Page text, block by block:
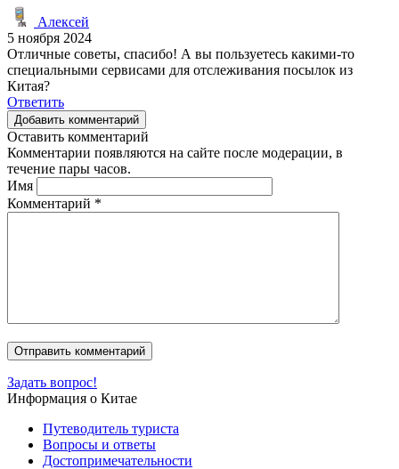
Алексей
5 ноября 2024
Отличные советы, спасибо! А вы пользуетесь какими-то
специальными сервисами для отслеживания посылок из
Китая?
Ответить
Добавить комментарий
Оставить комментарий
Комментарии появляются на сайте после модерации, в
течение пары часов.
Имя
Комментарий *
Задать вопрос!
Информация о Китае
Путеводитель туриста
Вопросы и ответы
Достопримечательности